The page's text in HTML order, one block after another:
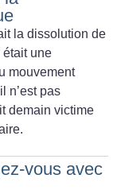
la dissolution de
une
mouvement
n’est pas
demain victime
vous avec